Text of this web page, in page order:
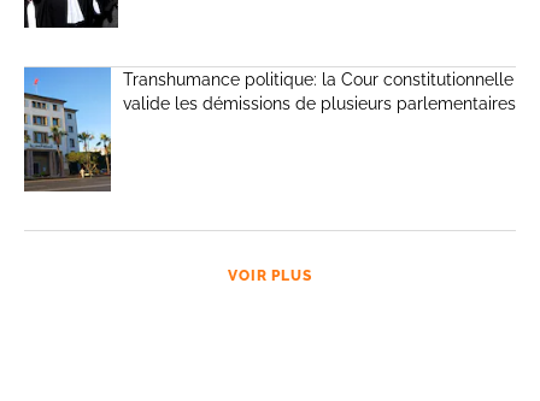
Transhumance politique: la Cour constitutionnelle
valide les démissions de plusieurs parlementaires
VOIR PLUS